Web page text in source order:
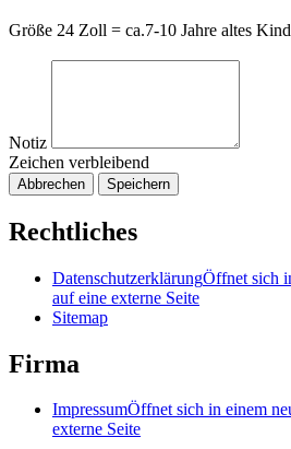
Größe 24 Zoll = ca.7-10 Jahre altes Kind
Notiz
Zeichen verbleibend
Abbrechen Speichern
Rechtliches
DatenschutzerklärungÖffnet sich
auf eine externe Seite
Sitemap
Firma
ImpressumÖffnet sich in einem
externe Seite